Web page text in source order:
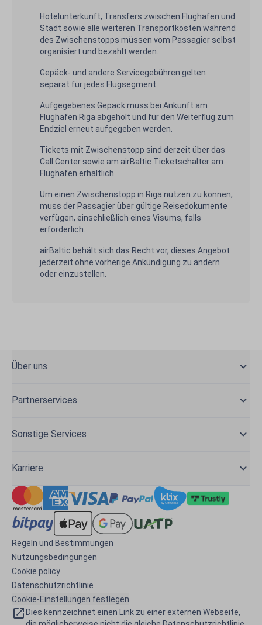
Hotelunterkunft, Transfers zwischen Flughafen und
Stadt sowie alle weiteren Transportkosten während
des Zwischenstopps müssen vom Passagier selbst
organisiert und bezahlt werden.
Gepäck- und andere Servicegebühren gelten
separat für jedes Flugsegment.
Aufgegebenes Gepäck muss bei Ankunft am
Flughafen Riga abgeholt und für den Weiterflug zum
Endziel erneut aufgegeben werden.
Tickets mit Zwischenstopp sind derzeit über das
Call Center sowie am airBaltic Ticketschalter am
Flughafen erhältlich.
Um einen Zwischenstopp in Riga nutzen zu können,
muss der Passagier über gültige Reisedokumente
verfügen, einschließlich eines Visums, falls
erforderlich.
airBaltic behält sich das Recht vor, dieses Angebot
jederzeit ohne vorherige Ankündigung zu ändern
oder einzustellen.
Über uns
Partnerservices
Sonstige Services
Karriere
Regeln und Bestimmungen
Nutzungsbedingungen
Cookie policy
Datenschutzrichtlinie
Cookie-Einstellungen festlegen
Dies kennzeichnet einen Link zu einer externen Webseite,